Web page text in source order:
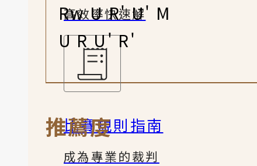
高效率快速解
比賽規則指南
成為專業的裁判
Rw U R' U' M
U R U' R'
推薦度